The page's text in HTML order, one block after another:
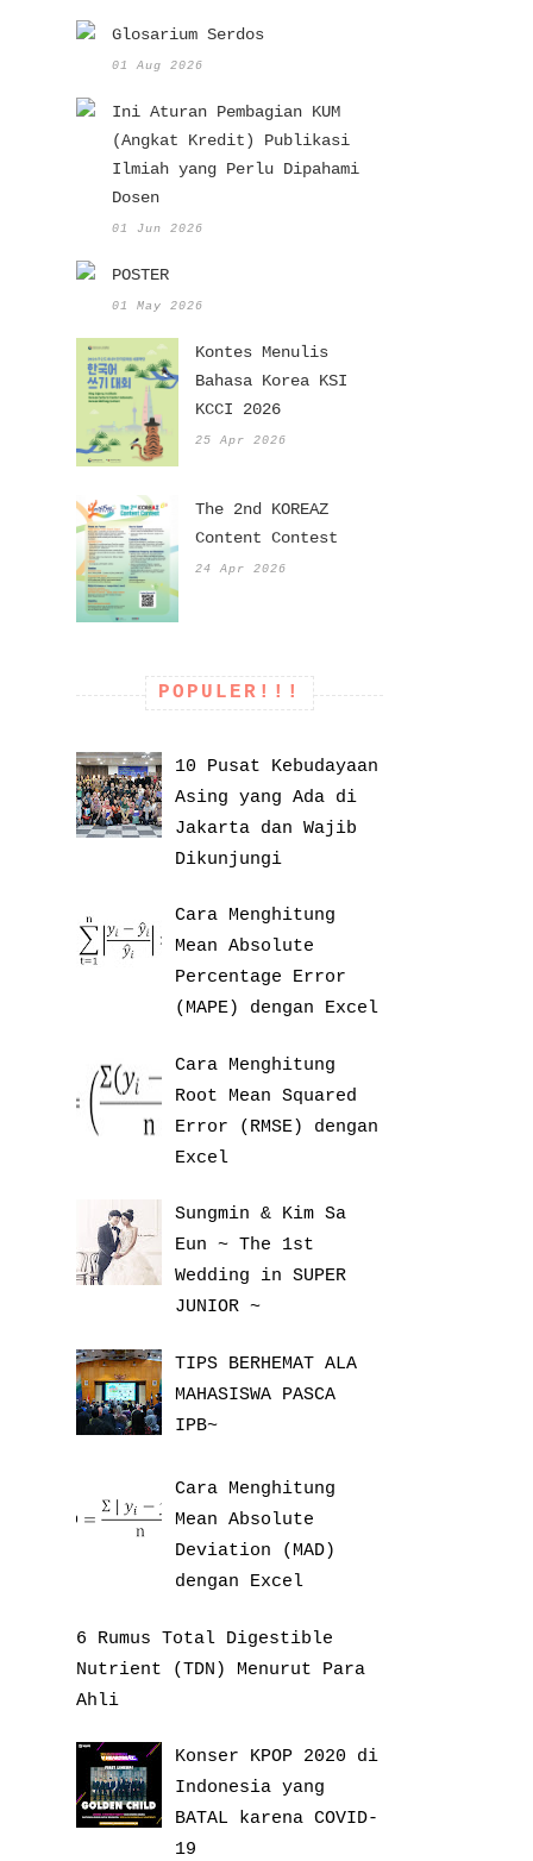
Glosarium Serdos
01 Aug 2026
Ini Aturan Pembagian KUM
(Angkat Kredit) Publikasi
Ilmiah yang Perlu Dipahami
Dosen
01 Jun 2026
POSTER
01 May 2026
Kontes Menulis
Bahasa Korea KSI
KCCI 2026
25 Apr 2026
The 2nd KOREAZ
Content Contest
24 Apr 2026
POPULER!!!
10 Pusat Kebudayaan
Asing yang Ada di
Jakarta dan Wajib
Dikunjungi
Cara Menghitung
Mean Absolute
Percentage Error
(MAPE) dengan Excel
Cara Menghitung
Root Mean Squared
Error (RMSE) dengan
Excel
Sungmin & Kim Sa
Eun ~ The 1st
Wedding in SUPER
JUNIOR ~
TIPS BERHEMAT ALA
MAHASISWA PASCA
IPB~
Cara Menghitung
Mean Absolute
Deviation (MAD)
dengan Excel
6 Rumus Total Digestible
Nutrient (TDN) Menurut Para
Ahli
Konser KPOP 2020 di
Indonesia yang
BATAL karena COVID-
19